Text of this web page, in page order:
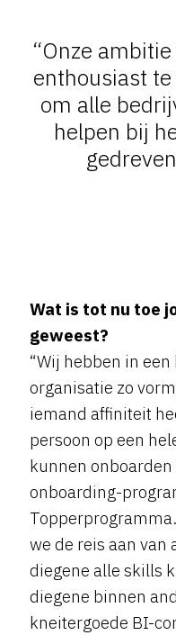
“Onze
enthousiast
om alle
helpen bij
Wat is tot nu toe
geweest?
“Wij hebben in
organisatie zo
iemand affiniteit
persoon op een
kunnen
onboarding-
we de reis aan van
diegene alle skills
diegene binnen
kneitergoede BI-